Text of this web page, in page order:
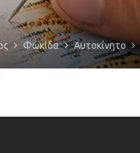
Φωκίδα Αυτοκίνητο